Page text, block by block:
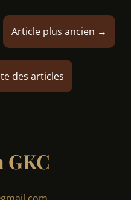
Article plus ancien →
des articles
GKC